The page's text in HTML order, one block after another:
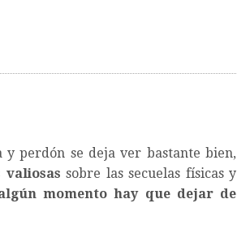
y perdón se deja ver bastante bien,
valiosas sobre las secuelas físicas y
momento hay que dejar de